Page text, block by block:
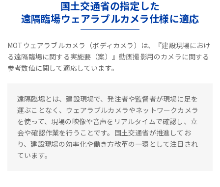
国土交通省の指定した
遠隔臨場ウェアラブルカメラ仕様に適応
MOTウェアラブルカメラ（ボディカメラ）は、『建設現場におけ
る遠隔臨場に関する実施要（案）』動画撮影用のカメラに関する
参考数値に関して適応しています。
遠隔臨場とは、建設現場で、発注者や監督者が現場に足を
運ぶことなく、ウェアラブルカメラやネットワークカメラ
を使って、現場の映像や音声をリアルタイムで確認し、立
会や確認作業を行うことです。国土交通省が推進してお
り、建設現場の効率化や働き方改革の一環として注目され
ています。